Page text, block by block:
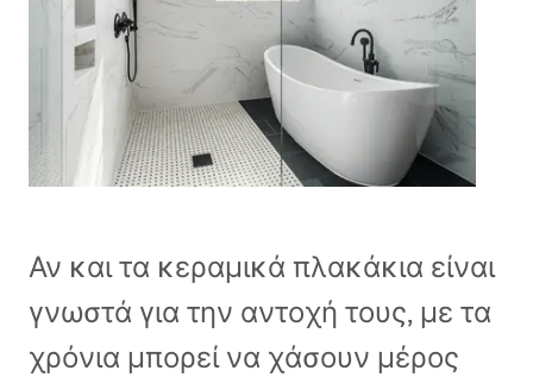
Αν και τα κεραμικά πλακάκια είναι
γνωστά για την αντοχή τους, με τα
χρόνια μπορεί να χάσουν μέρος